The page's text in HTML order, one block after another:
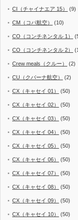
CI（チャイナエア 15） (9)
CM（コパ航空） (10)
CO（コンチネンタル 1）
CO（コンチネンタル 2）
Crew meals（クルー） (2)
CU（クバーナ航空） (2)
CX（キャセイ 01） (50)
CX（キャセイ 02） (50)
CX（キャセイ 03） (50)
CX（キャセイ 04） (50)
CX（キャセイ 05） (50)
CX（キャセイ 06） (50)
CX（キャセイ 07） (50)
CX（キャセイ 08） (50)
CX（キャセイ 09） (50)
CX（キャセイ 10） (50)